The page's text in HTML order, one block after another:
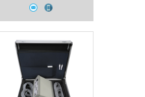
tần hãng Gefran